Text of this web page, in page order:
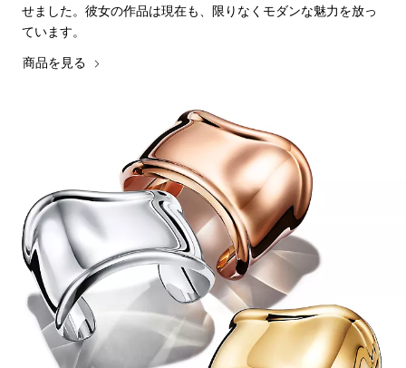
せました。彼女の作品は現在も、限りなくモダンな魅力を放っ
ています。
商品を見る